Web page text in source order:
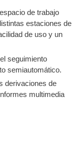
de trabajo
estaciones de
de uso y un
seguimiento
semiautomático.
derivaciones de
multimedia